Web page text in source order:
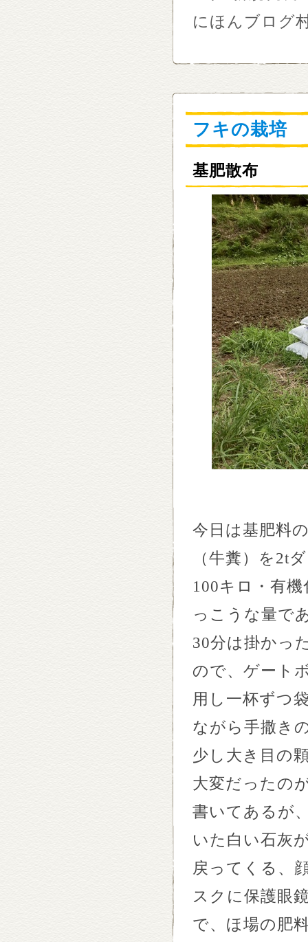
にほんブログ
フキの栽培
基肥散布
今日は基肥料
（牛糞）を2t
100キロ・有機
っこうな量で
30分は掛かっ
ので、ゲート
用し一杯ずつ
ながら手撒き
少し大き目の
大変だったの
書いてあるが
いた白い石灰
戻ってくる、
スクに保護眼
で、ほ場の肥